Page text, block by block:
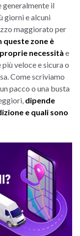
generalmente il
giorni e alcuni
maggiorato per
queste zone è
necessità e
veloce e sicura o
Come scriviamo
pacco o una busta
dipende
e quali sono